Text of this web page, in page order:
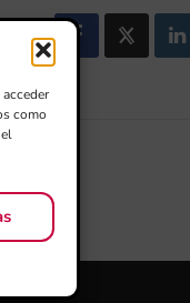
como